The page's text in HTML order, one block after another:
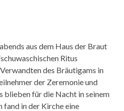
aus dem Haus der Braut
Ritus
des Bräutigams in
der Zeremonie und
blieben für die Nacht in seinem
fand in der Kirche eine